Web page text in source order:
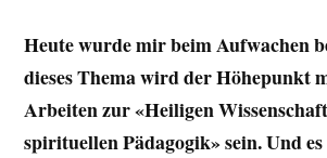
Heute wurde mir beim Aufwachen
dieses Thema wird der Höhepunkt
Arbeiten zur «Heiligen
spirituellen Pädagogik» sein. Und